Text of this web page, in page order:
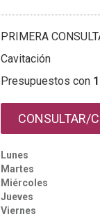
PRIMERA
Cavitación
Presupuestos con
CONSULTAR/
Lunes
Martes
Miércoles
Jueves
Viernes